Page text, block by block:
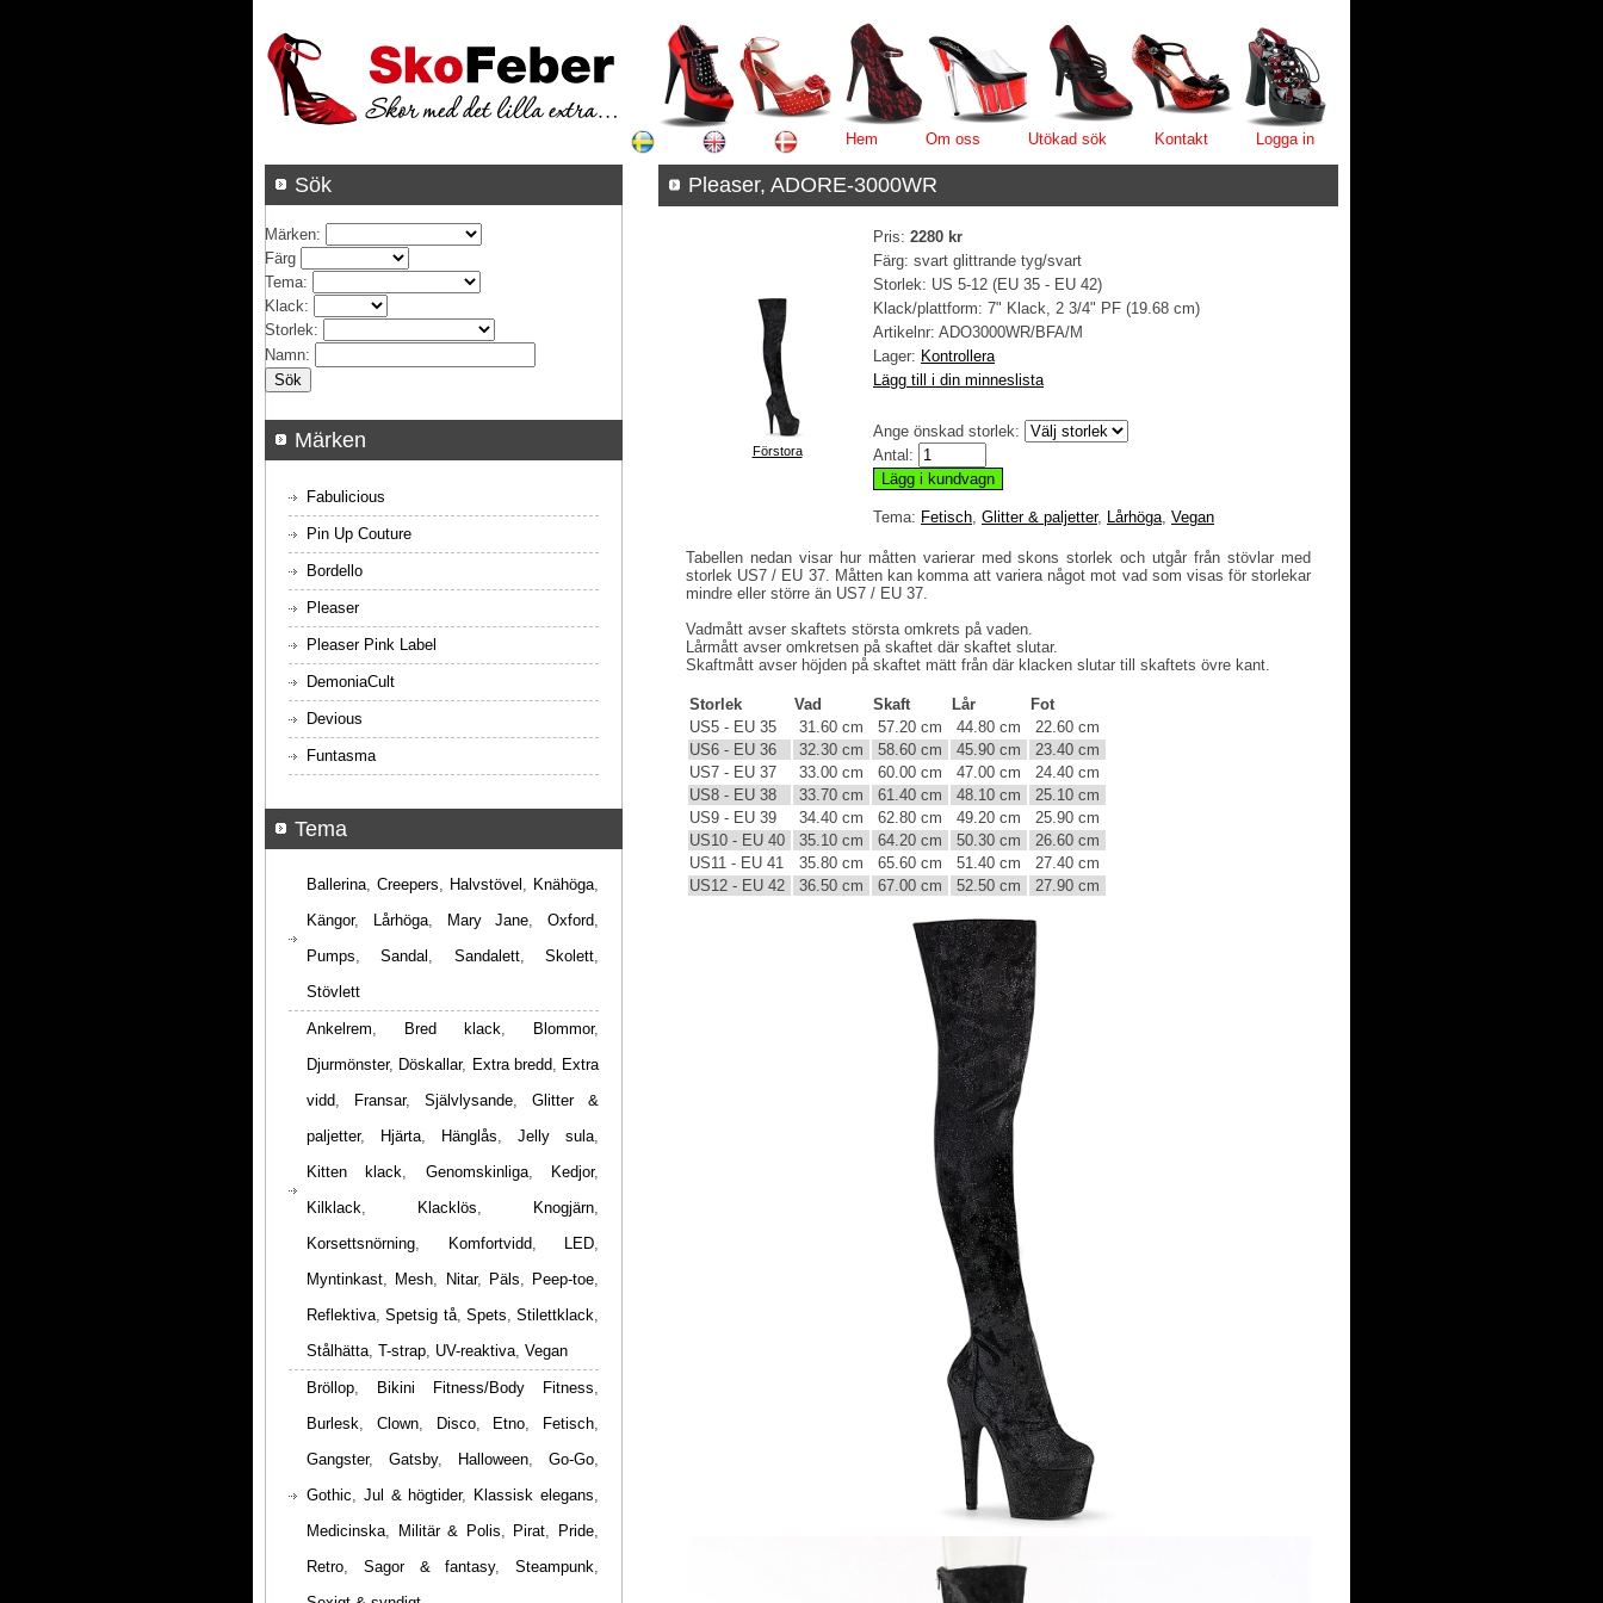
Hem Om oss Utökad sök Kontakt Logga in
Pleaser, ADORE-3000WR
Förstora
Pris: 2280 kr
Färg: svart glittrande tyg/svart
Storlek: US 5-12 (EU 35 - EU 42)
Klack/plattform: 7" Klack, 2 3/4" PF (19.68 cm)
Artikelnr: ADO3000WR/BFA/M
Lager: Kontrollera
Lägg till i din minneslista
Ange önskad storlek:
Antal:
Tema: Fetisch, Glitter & paljetter, Lårhöga, Vegan
Tabellen nedan visar hur måtten varierar med skons storlek och utgår från stövlar med
storlek US7 / EU 37. Måtten kan komma att variera något mot vad som visas för storlekar
mindre eller större än US7 / EU 37.
Vadmått avser skaftets största omkrets på vaden.
Lårmått avser omkretsen på skaftet där skaftet slutar.
Skaftmått avser höjden på skaftet mätt från där klacken slutar till skaftets övre kant.
Storlek Vad Skaft Lår
Fot
US5 - EU 35
31.60 cm 57.20 cm 44.80 cm
22.60 cm
US6 - EU 36
32.30 cm 58.60 cm 45.90 cm
23.40 cm
US7 - EU 37
33.00 cm 60.00 cm 47.00 cm
24.40 cm
US8 - EU 38
33.70 cm 61.40 cm 48.10 cm
25.10 cm
US9 - EU 39
34.40 cm 62.80 cm 49.20 cm
25.90 cm
US10 - EU 40
35.10 cm 64.20 cm 50.30 cm
26.60 cm
US11 - EU 41
35.80 cm 65.60 cm 51.40 cm
27.40 cm
US12 - EU 42
36.50 cm 67.00 cm 52.50 cm 27.90 cm
Sök
Märken:
Färg
Tema:
Klack:
Storlek:
Namn:
Märken
Fabulicious
Pin Up Couture
Bordello
Pleaser
Pleaser Pink Label
DemoniaCult
Devious
Funtasma
Tema
Ballerina, Creepers, Halvstövel , Knähöga,
Kängor, Lårhöga, Mary Jane, Oxford,
Pumps,Sandal , Sandalett,Skolett,
Stövlett
Ankelrem, Bred klack, Blommor,
Djurmönster, Döskallar, Extra bredd, Extra
vidd, Fransar, Självlysande, Glitter &
paljetter, Hjärta, Hänglås, Jelly sula,
Kitten klack, Genomskinliga, Kedjor,
Kilklack, Klacklös, Knogjärn,
Korsettsnörning, Komfortvidd, LED,
Myntinkast, Mesh, Nitar, Päls, Peep-toe,
Reflektiva,Spetsig tå, Spets, Stilettklack,
Stålhätta, T-strap, UV-reaktiva, Vegan
Bröllop, Bikini Fitness/Body Fitness,
Burlesk, Clown, Disco, Etno, Fetisch,
Gangster, Gatsby, Halloween, Go-Go,
Gothic, Jul & högtider, Klassisk elegans,
Medicinska, Militär & Polis, Pirat, Pride,
Retro, Sagor & fantasy, Steampunk,